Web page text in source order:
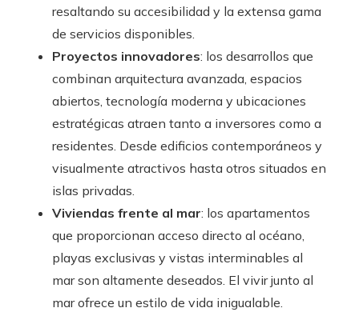
resaltando su accesibilidad y la extensa gama
de servicios disponibles.
Proyectos innovadores: los desarrollos que
combinan arquitectura avanzada, espacios
abiertos, tecnología moderna y ubicaciones
estratégicas atraen tanto a inversores como a
residentes. Desde edificios contemporáneos y
visualmente atractivos hasta otros situados en
islas privadas.
Viviendas frente al mar: los apartamentos
que proporcionan acceso directo al océano,
playas exclusivas y vistas interminables al
mar son altamente deseados. El vivir junto al
mar ofrece un estilo de vida inigualable.